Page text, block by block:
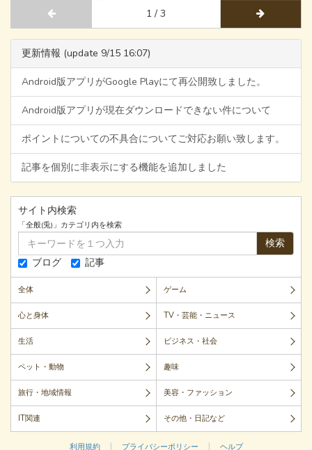
1 / 3
更新情報 (update 9/15 16:07)
Android版アプリがGoogle Playにて再公開致しました。
Android版アプリが現在ダウンロードできない件について
ポイントについての不具合についてご対応お願い致します。
記事を個別に非表示にする機能を追加しました
サイト内検索
「全般(兎)」カテゴリ内を検索
検索
ブログ
記事
全体 ゲーム
心と身体 TV・芸能・ニュース
生活 ビジネス・社会
ペット・動物 趣味
旅行・地域情報 美容・ファッション
IT関連 その他・日記など
利用規約 | プライバシーポリシー | ヘルプ